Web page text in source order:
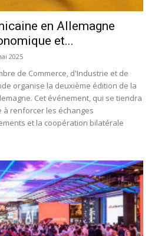
en Allemagne
et...
2025
de Commerce, d'Industrie et de
organise la deuxième édition de la
Cet événement, qui se tiendra
à renforcer les échanges
et la coopération bilatérale